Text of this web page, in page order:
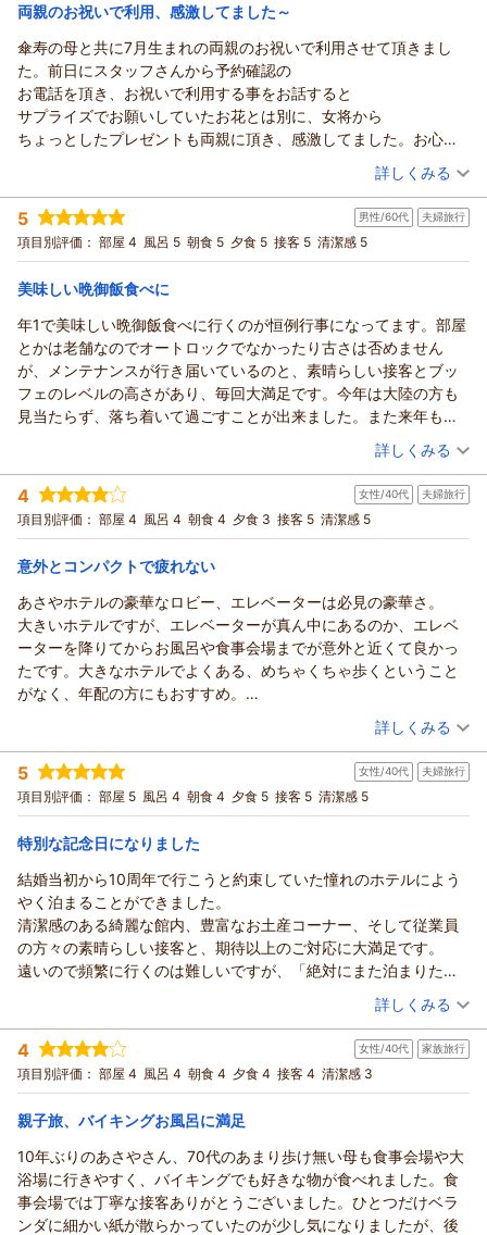
はビリヤード等と小さなゲームコーナーのみと限りがある、ここ
はマイナス点
総評 温泉が癒され色々と失敗が少ないホテル
これからもより良い宿作りに努めて参りますので、ご指導・ご
鞭撻の程よろしくお願いいたします。
やまちゃん様のまたのご来館を心よりお待ちしております。
ありがとうございました。
（返信日：2026/07/25）
みさちゃん様
この度はご来館賜りまして、誠にありがとうございます。
ご滞在中はご快適にお過ごしいただけましたようで、何よりで
ございます。
当館のブッフェ（バイキング）では、たくさんのお客様にお楽
しみいただけますよう和洋中100種をご用意しております。
心ゆくまでご堪能いただけましたでしょうか。
これからもより一層のサービス向上に努めて参ります。
みさちゃん様のまたのご来館を心よりお待ちしております。
ありがとうございました。
両親のお祝いで利用、感激してました～
傘寿の母と共に7月生まれの両親のお祝いで利用させて頂きまし
た。前日にスタッフさんから予約確認の
お電話を頂き、お祝いで利用する事をお話すると
サプライズでお願いしていたお花とは別に、女将から
ちょっとしたプレゼントも両親に頂き、感激してました。お心遣
家族でファンになりました。また伺わせて頂きます。
（投稿日：2026/07/23）
宿泊時期： 2026年07月宿泊 (家族旅行)
投稿者： noisyさん
宿泊プラン： 【1日1組限定】貸切風呂利用1回付☆ゆったり贅沢温泉プラン
和室 朝・夕
宿泊価格帯： 26,001～27,000円(大人一人あたり/税込)
鬼怒川温泉 あさやからの返信
noisy様
この度はご来館賜りまして、誠にありがとうございます。
また、ご両親様のお祝いでご利用とのこと、おめでとうござい
ます。
大切なお祝いのご旅行に当館をお選びいただけましたこと、大
変光栄に存じます。
ご滞在中はご快適にお過ごしいただけましたようで、何よりで
ございます。
ご両親様にもお喜びいただけまして、私共も嬉しい限りです。
これからもより良い宿作りのため、日々精進して参ります。
ありがとうございました。
（返信日：2026/07/25）
詳しくみる
5 男性/60代 夫婦旅行
項目別評価： 部屋 4 風呂 5 朝食 5 夕食 5 接客 5 清潔感 5
美味しい晩御飯食べに
年1で美味しい晩御飯食べに行くのが恒例行事になってます。部屋
とかは老舗なのでオートロックでなかったり古さは否めません
が、メンテナンスが行き届いているのと、素晴らしい接客とブッ
フェのレベルの高さがあり、毎回大満足です。今年は大陸の方も
見当たらず、落ち着いて過ごすことが出来ました。また来年も生
きてたらお伺いしますので宜しくお願いします。 コロ
ナ前は毎年ディズニーランドに連泊で行ってたのですが、価格の
高騰とスマホシステムの複雑さもあり、定年を迎えた小生には敷
居が高くなってしまいました。その分あさやと、東北の何処かの
年3回程度の温泉旅行に切り替えております。
（投稿日：2026/07/22）
宿泊時期： 2026年07月宿泊 (夫婦旅行)
投稿者： 親方さん(男性/60代)
宿泊プラン： 【3月厳選】あさや特製やわらかカレーせんべい付き☆和洋中
100種のバイキング♪♪
ツイン 朝・夕
宿泊価格帯： 20,001～21,000円(大人一人あたり/税込)
鬼怒川温泉 あさやからの返信
親方様
この度はご来館賜りまして、誠にありがとうございます。
また、いつもご利用いただきまして、従業員一同心より感謝申
し上げます。
ご滞在中はご快適にお過ごしいただけましたようで、何よりで
ございます。
ご滞在中何かお困りのことがございましたら、お気兼ねなくお
申しつけいただければ幸いに存じます。
これからもより一層のサービス向上に努めて参ります。
来年もぜひ当館へご来館ください。
ありがとうございました。
詳しくみる
4 女性/40代 夫婦旅行
項目別評価： 部屋 4 風呂 4 朝食 4 夕食 3 接客 5 清潔感 5
意外とコンパクトで疲れない
あさやホテルの豪華なロビー、エレベーターは必見の豪華さ。
大きいホテルですが、エレベーターが真ん中にあるのか、エレベ
ーターを降りてからお風呂や食事会場までが意外と近くて良かっ
たです。大きなホテルでよくある、めちゃくちゃ歩くということ
がなく、年配の方にもおすすめ。
朝食はあさやカレーとフルーツがおいしかったです。（夕食はゆ
っくりしたくて、ビュッフェではなく創作懐石でしたが、あまり
印象に残ってません。）
（投稿日：2026/07/21）
宿泊時期： 2026年06月宿泊 (夫婦旅行)
投稿者： ぶりさん
宿泊プラン： 【創作料理（山吹-Yamabuki-）】夕食はレストランで創作料
理プラン♪
和室 朝・夕
宿泊価格帯： 30,001円以上(大人一人あたり/税込)
鬼怒川温泉 あさやからの返信
ぶり様
この度はご来館賜りまして、誠にありがとうございます。
ご夕食ではご期待に添うことができませず、申し訳ございませ
んでした。
しかしながら、朝食ではオリジナルのカレーなどをお楽しみい
ただけましたようで、ほっといたしました。
その他、お部屋やお風呂などもご満喫いただけましたでしょう
か。
これからもより良い宿作りのため、日々精進して参ります。
ぶり様のまたのご来館を心よりお待ちしております。
（返信日：2026/07/24）
詳しくみる
5 女性/40代 夫婦旅行
項目別評価： 部屋 5 風呂 4 朝食 4 夕食 5 接客 5 清潔感 5
特別な記念日になりました
結婚当初から10周年で行こうと約束していた憧れのホテルによう
やく泊まることができました。
清潔感のある綺麗な館内、豊富なお土産コーナー、そして従業員
の方々の素晴らしい接客と、期待以上のご対応に大満足です。
遠いので頻繁に行くのは難しいですが、「絶対にまた泊まりた
い！」と思えるステキなホテルでした。ありがとうございまし
（投稿日：2026/07/21）
宿泊時期： 2026年07月宿泊 (夫婦旅行)
投稿者： ヨネコさん
宿泊プラン： 【当館おすすめ】和・洋・中100種の豪華バイキング♪
朝・夕
宿泊価格帯： 30,001円以上(大人一人あたり/税込)
鬼怒川温泉 あさやからの返信
ヨネコ様
この度はご来館賜りまして、誠にありがとうございます。
詳しくみる
4 女性/40代 家族旅行
項目別評価： 部屋 4 風呂 4 朝食 4 夕食 4 接客 4 清潔感 3
親子旅、バイキングお風呂に満足
10年ぶりのあさやさん、70代のあまり歩け無い母も食事会場や大
浴場に行きやすく、バイキングでも好きな物が食べれました。食
事会場では丁寧な接客ありがとうございました。ひとつだけベラ
ンダに細かい紙が散らかっていたのが少し気になりましたが、後